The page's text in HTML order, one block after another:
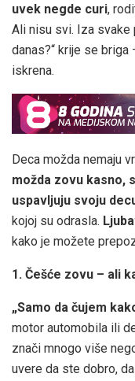
uvek negde curi,
Ali nisu svi. Iza svake
danas?“ krije se
iskrena.
Deca možda nemaju
možda zovu kasno,
uspavljuju svoju
kojoj su odrasla.
kako je možete
1. Češće zovu – ali
„Samo da čujem
motor automobila ili
znači mnogo više
uvere da ste dobro,